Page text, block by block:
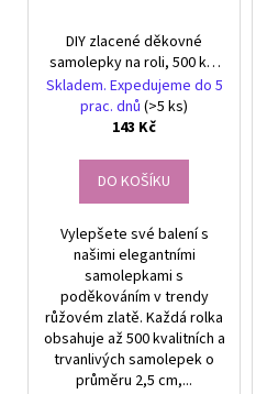
DIY zlacené děkovné
samolepky na roli, 500 ks,
ideální pro balíčky a dárky
Skladem. Expedujeme do 5
prac. dnů (>5 ks)
143 Kč
DO KOŠÍKU
Vylepšete své balení s
našimi elegantními
samolepkami s
poděkováním v trendy
růžovém zlatě. Každá rolka
obsahuje až 500 kvalitních a
trvanlivých samolepek o
průměru 2,5 cm,...